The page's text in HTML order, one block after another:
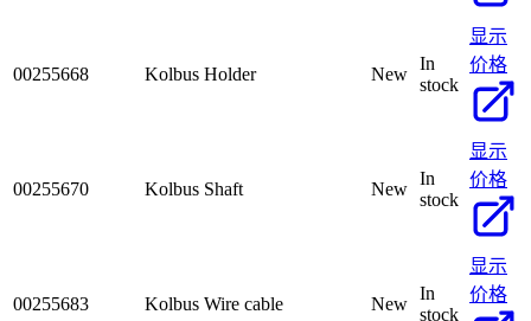
00255668 Kolbus Holder New
In
stock
显示
价格
00255670 Kolbus Shaft New
In
stock
显示
价格
00255683 Kolbus Wire cable New
In
stock
显示
价格